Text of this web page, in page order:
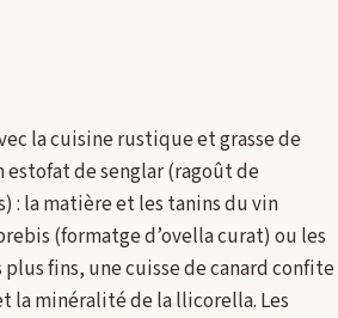
la cuisine rustique et grasse de
estofat de senglar (ragoût de
: la matière et les tanins du vin
(formatge d’ovella curat) ou les
fins, une cuisse de canard confite
la minéralité de la llicorella. Les